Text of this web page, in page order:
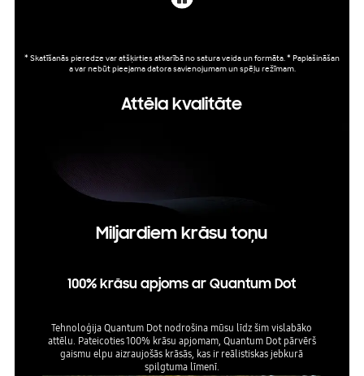
* Skatīšanās pieredze var atšķirties atkarībā no satura veida un formāta. * Paplašināšan
a var nebūt pieejama datora savienojumam un spēļu režīmam.
Attēla kvalitāte
Miljardiem krāsu toņu
100% krāsu apjoms ar Quantum Dot
Tehnoloģija Quantum Dot nodrošina mūsu līdz šim vislabāko
attēlu. Pateicoties 100% krāsu apjomam, Quantum Dot pārvērš
gaismu elpu aizraujošās krāsās, kas ir reālistiskas jebkurā
spilgtuma līmenī.